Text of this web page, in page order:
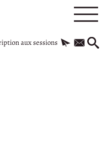
aux sessions